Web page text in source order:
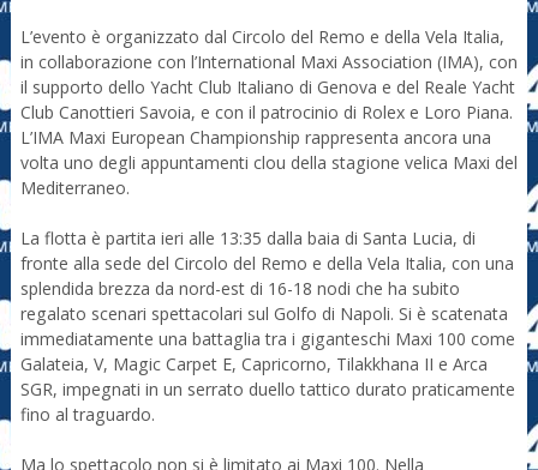
L’evento è organizzato dal Circolo del Remo e della Vela Italia,
in collaborazione con l’International Maxi Association (IMA), con
il supporto dello Yacht Club Italiano di Genova e del Reale Yacht
Club Canottieri Savoia, e con il patrocinio di Rolex e Loro Piana.
L’IMA Maxi European Championship rappresenta ancora una
volta uno degli appuntamenti clou della stagione velica Maxi del
Mediterraneo.
La flotta è partita ieri alle 13:35 dalla baia di Santa Lucia, di
fronte alla sede del Circolo del Remo e della Vela Italia, con una
splendida brezza da nord-est di 16-18 nodi che ha subito
regalato scenari spettacolari sul Golfo di Napoli. Si è scatenata
immediatamente una battaglia tra i giganteschi Maxi 100 come
Galateia, V, Magic Carpet E, Capricorno, Tilakkhana II e Arca
SGR, impegnati in un serrato duello tattico durato praticamente
fino al traguardo.
Ma lo spettacolo non si è limitato ai Maxi 100. Nella